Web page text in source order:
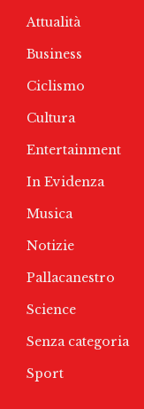
Attualità
Business
Ciclismo
Cultura
Entertainment
In Evidenza
Musica
Notizie
Pallacanestro
Science
Senza categoria
Sport